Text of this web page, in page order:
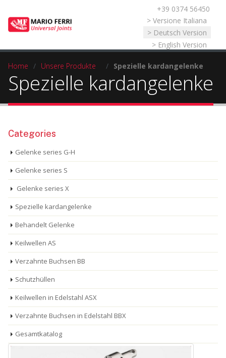
+39 0374 56450
> Versione Italiana
> Deutsch Version
> English Version
Home / Unsere Produkte / Spezielle kardangelenke
Spezielle kardangelenke
Categories
Gelenke series G-H
Gelenke series S
Gelenke series X
Spezielle kardangelenke
Behandelt Gelenke
Keilwellen AS
Verzahnte Buchsen BB
Schutzhüllen
Keilwellen in Edelstahl ASX
Verzahnte Buchsen in Edelstahl BBX
Gesamtkatalog